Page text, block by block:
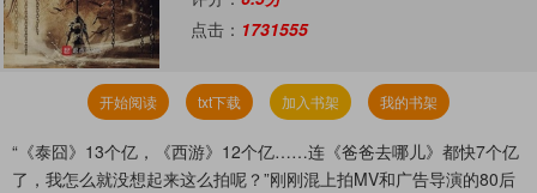
点击： 1731555
开始阅读 txt下载 加入书架 我的书架
“《泰囧》13个亿，《西游》12个亿……连《爸爸去哪儿》都快7个亿
了，我怎么就没想起来这么拍呢？”刚刚混上拍MV和广告导演的80后